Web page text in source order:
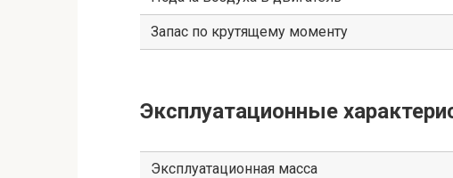
Запас по крутящему моменту
Эксплуатационные
Эксплуатационная масса